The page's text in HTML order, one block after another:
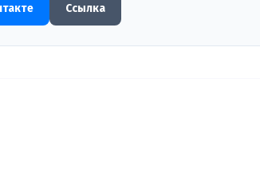
Ссылка